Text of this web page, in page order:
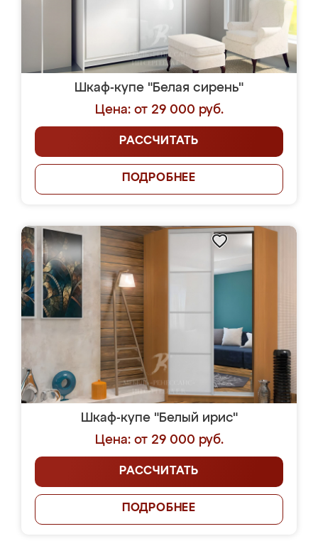
Шкаф-купе "Белая сирень"
Цена: от 29 000 руб.
РАССЧИТАТЬ
ПОДРОБНЕЕ
Шкаф-купе "Белый ирис"
Цена: от 29 000 руб.
РАССЧИТАТЬ
ПОДРОБНЕЕ